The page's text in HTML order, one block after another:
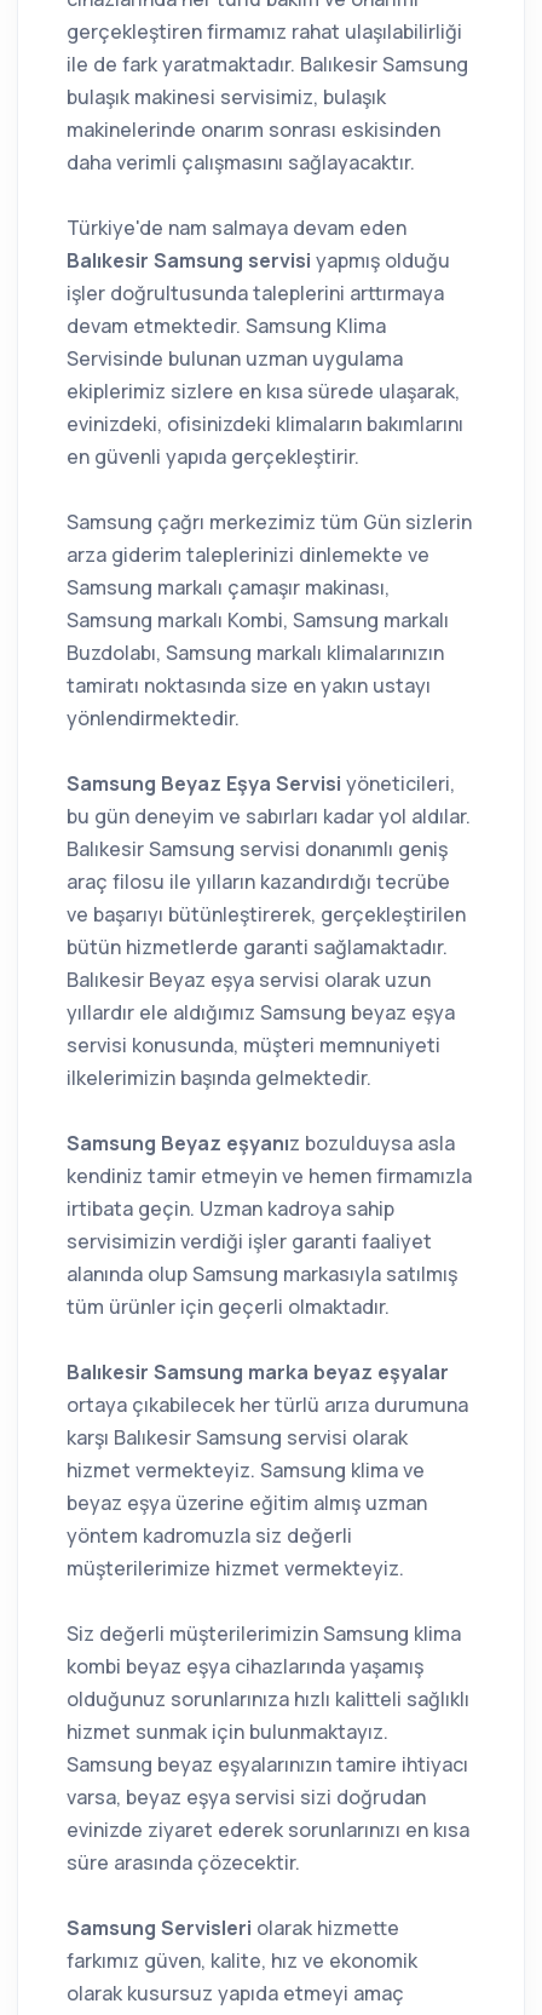
gerçekleştiren firmamız rahat ulaşılabilirliği
ile de fark yaratmaktadır. Balıkesir Samsung
bulaşık makinesi servisimiz, bulaşık
makinelerinde onarım sonrası eskisinden
daha verimli çalışmasını sağlayacaktır.
Türkiye'de nam salmaya devam eden
Balıkesir Samsung servisi yapmış olduğu
işler doğrultusunda taleplerini arttırmaya
devam etmektedir. Samsung Klima
Servisinde bulunan uzman uygulama
ekiplerimiz sizlere en kısa sürede ulaşarak,
evinizdeki, ofisinizdeki klimaların bakımlarını
en güvenli yapıda gerçekleştirir.
Samsung çağrı merkezimiz tüm Gün sizlerin
arza giderim taleplerinizi dinlemekte ve
Samsung markalı çamaşır makinası,
Samsung markalı Kombi, Samsung markalı
Buzdolabı, Samsung markalı klimalarınızın
tamiratı noktasında size en yakın ustayı
yönlendirmektedir.
Samsung Beyaz Eşya Servisi yöneticileri,
bu gün deneyim ve sabırları kadar yol aldılar.
Balıkesir Samsung servisi donanımlı geniş
araç filosu ile yılların kazandırdığı tecrübe
ve başarıyı bütünleştirerek, gerçekleştirilen
bütün hizmetlerde garanti sağlamaktadır.
Balıkesir Beyaz eşya servisi olarak uzun
yıllardır ele aldığımız Samsung beyaz eşya
servisi konusunda, müşteri memnuniyeti
ilkelerimizin başında gelmektedir.
Samsung Beyaz eşyanız bozulduysa asla
kendiniz tamir etmeyin ve hemen firmamızla
irtibata geçin. Uzman kadroya sahip
servisimizin verdiği işler garanti faaliyet
alanında olup Samsung markasıyla satılmış
tüm ürünler için geçerli olmaktadır.
Balıkesir Samsung marka beyaz eşyalar
ortaya çıkabilecek her türlü arıza durumuna
karşı Balıkesir Samsung servisi olarak
hizmet vermekteyiz. Samsung klima ve
beyaz eşya üzerine eğitim almış uzman
yöntem kadromuzla siz değerli
müşterilerimize hizmet vermekteyiz.
Siz değerli müşterilerimizin Samsung klima
kombi beyaz eşya cihazlarında yaşamış
olduğunuz sorunlarınıza hızlı kalitteli sağlıklı
hizmet sunmak için bulunmaktayız.
Samsung beyaz eşyalarınızın tamire ihtiyacı
varsa, beyaz eşya servisi sizi doğrudan
evinizde ziyaret ederek sorunlarınızı en kısa
süre arasında çözecektir.
Samsung Servisleri olarak hizmette
farkımız güven, kalite, hız ve ekonomik
olarak kusursuz yapıda etmeyi amaç